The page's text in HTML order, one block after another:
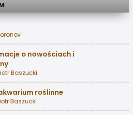
o nowościach i
Baszucki
roślinne
Baszucki